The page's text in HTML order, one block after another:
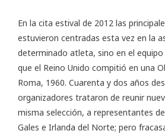
En la cita estival de 2012 las
estuvieron centradas esta vez en la
determinado atleta, sino en el
que el Reino Unido compitió en una
Roma, 1960. Cuarenta y dos años
organizadores trataron de reunir
misma selección, a representantes
Gales e Irlanda del Norte; pero